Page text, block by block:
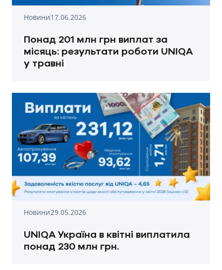
Новини17.06.2026
Понад 201 млн грн виплат за
місяць: результати роботи UNIQA
у травні
Новини29.05.2026
UNIQA Україна в квітні виплатила
понад 230 млн грн.